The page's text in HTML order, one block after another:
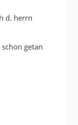
d. herrn
getan